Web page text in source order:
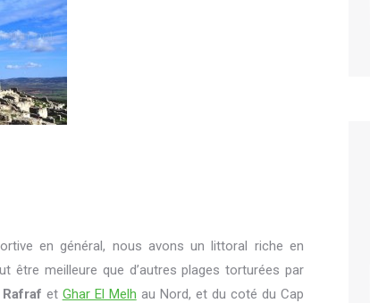
en général, nous avons un littoral riche en
être meilleure que d’autres plages torturées par
Rafraf et Ghar El Melh au Nord, et du coté du Cap